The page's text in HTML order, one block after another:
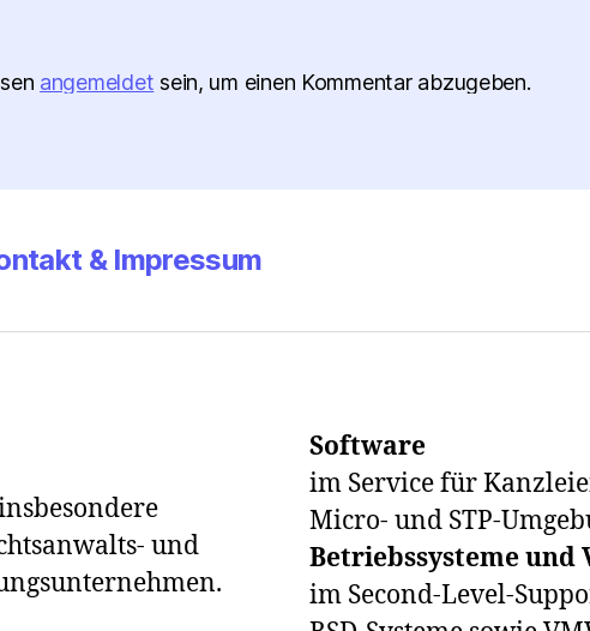
angemeldet sein, um einen Kommentar abzugeben.
& Impressum
und
Software
im Service für
Micro- und STP-
Betriebssysteme
im Second-Level-